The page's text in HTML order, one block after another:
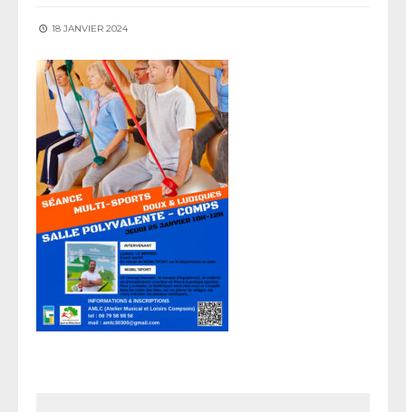
18 JANVIER 2024